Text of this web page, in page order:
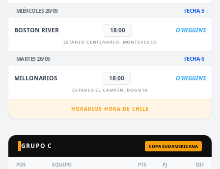
MIÉRCOLES 20/05 FECHA 5
BOSTON RIVER 18:00 O'HIGGINS
ESTADIO CENTENARIO, MONTEVIDEO
MARTES 26/05 FECHA 6
MILLONARIOS 18:00 O'HIGGINS
ESTADIO EL CAMPÍN, BOGOTÁ
HORARIOS HORA DE CHILE
GRUPO C COPA SUDAMERICANA
POS EQUIPO PTS PJ DIF